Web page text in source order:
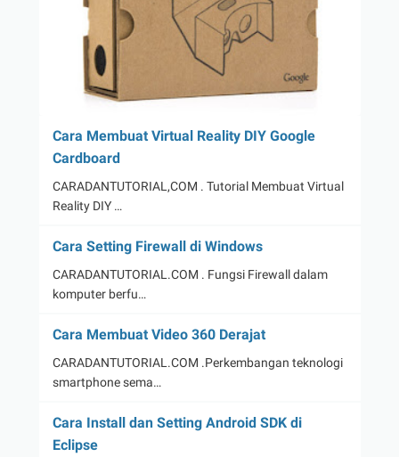
Cara Membuat Virtual Reality DIY Google
Cardboard
CARADANTUTORIAL,COM . Tutorial Membuat Virtual
Reality DIY …
Cara Setting Firewall di Windows
CARADANTUTORIAL.COM . Fungsi Firewall dalam
komputer berfu…
Cara Membuat Video 360 Derajat
CARADANTUTORIAL.COM .Perkembangan teknologi
smartphone sema…
Cara Install dan Setting Android SDK di
Eclipse